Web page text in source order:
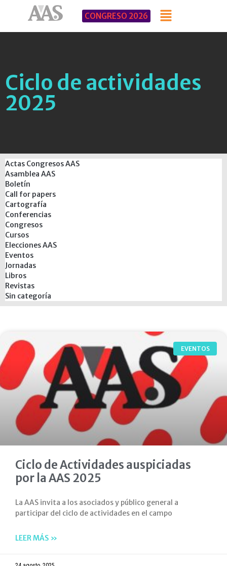
CONGRESO 2026
Ciclo de actividades
2025
Actas Congresos AAS
Asamblea AAS
Boletín
Call for papers
Cartografía
Conferencias
Congresos
Cursos
Elecciones AAS
Eventos
Jornadas
Libros
Revistas
Sin categoría
EVENTOS
Ciclo de Actividades auspiciadas
por la AAS 2025
La AAS invita a los asociados y público general a
participar del ciclo de actividades en el campo
LEER MÁS »